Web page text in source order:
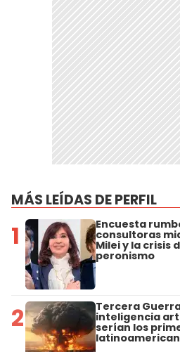
MÁS LEÍDAS DE PERFIL
1 Encuesta
consultoras
Milei y la crisis
peronismo
2 Tercera
inteligencia
serían los